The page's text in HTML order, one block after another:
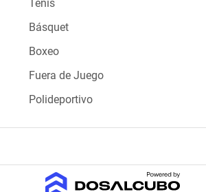
Tenis
Básquet
Boxeo
Fuera de Juego
Polideportivo